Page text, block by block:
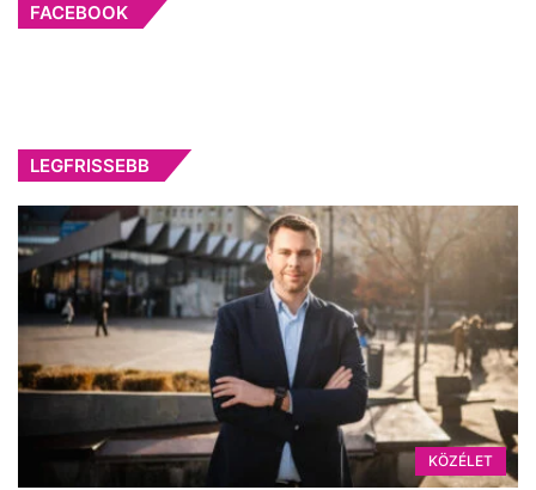
FACEBOOK
LEGFRISSEBB
KÖZÉLET